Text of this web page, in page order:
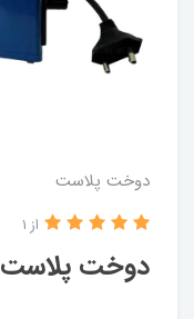
دوخت پلاست
دوخت پلاست 10سانتی
از 1